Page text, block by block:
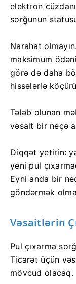
elektron
sorğunun
Narahat
maksimum
görə də daha
hissələrlə
Tələb olunan
vəsait bir neçə
Diqqət yetirin:
yeni pul
Eyni anda bir
göndərmək
Vəsaitlərin
Pul çıxarma
Ticarət üçün
mövcud olacaq.